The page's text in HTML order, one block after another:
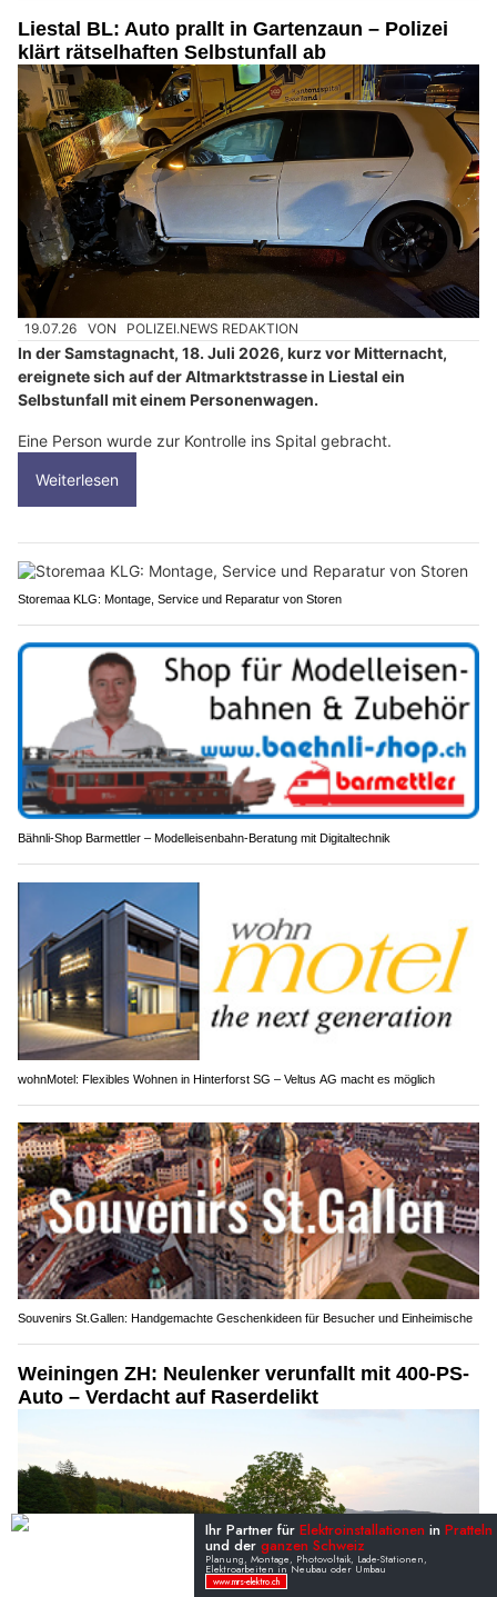
Liestal BL: Auto prallt in Gartenzaun – Polizei
klärt rätselhaften Selbstunfall ab
19.07.26 VON POLIZEI.NEWS REDAKTION
In der Samstagnacht, 18. Juli 2026, kurz vor Mitternacht,
ereignete sich auf der Altmarktstrasse in Liestal ein
Selbstunfall mit einem Personenwagen.
Eine Person wurde zur Kontrolle ins Spital gebracht.
Weiterlesen
Storemaa KLG: Montage, Service und Reparatur von Storen
Bähnli-Shop Barmettler – Modelleisenbahn-Beratung mit Digitaltechnik
wohnMotel: Flexibles Wohnen in Hinterforst SG – Veltus AG macht es möglich
Souvenirs St.Gallen: Handgemachte Geschenkideen für Besucher und Einheimische
Weiningen ZH: Neulenker verunfallt mit 400-PS-
Auto – Verdacht auf Raserdelikt